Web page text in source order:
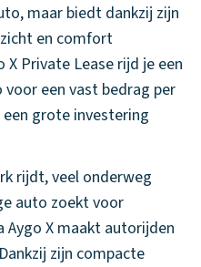
maar biedt dankzij zijn
en comfort
Private Lease rijd je een
een vast bedrag per
grote investering
rijdt, veel onderweg
auto zoekt voor
X maakt autorijden
zijn compacte